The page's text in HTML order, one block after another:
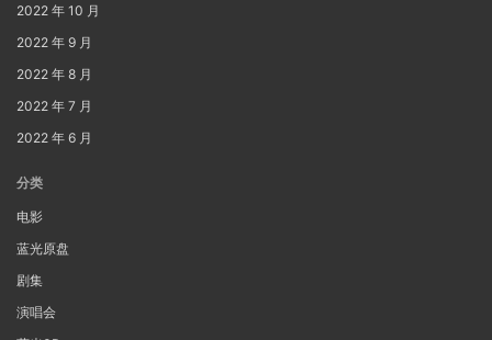
2022 年 10 月
2022 年 9 月
2022 年 8 月
2022 年 7 月
2022 年 6 月
分类
电影
蓝光原盘
剧集
演唱会